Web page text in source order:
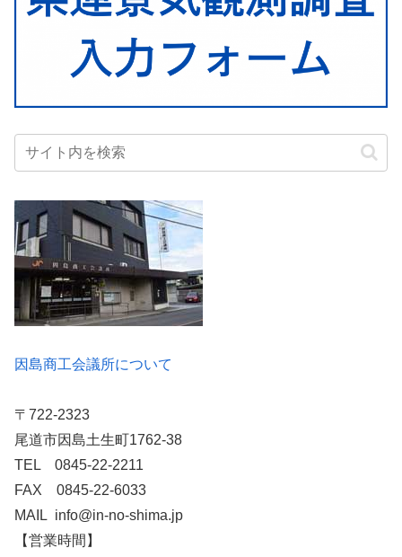
因島商工会議所について
〒722-2323
尾道市因島土生町1762-38
TEL 0845-22-2211
FAX 0845-22-6033
MAIL info@in-no-shima.jp
【営業時間】